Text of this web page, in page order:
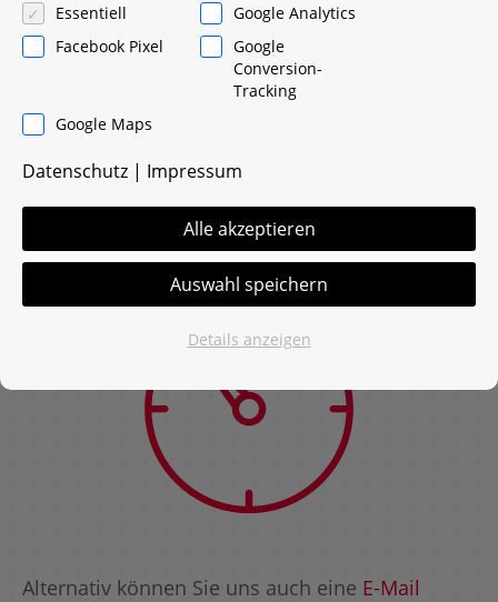
Maximale Flexibilität
Bei der HPR Leasing bieten wir Ihnen eine
maximale Flexibilität, denn bei uns sind
Vertragsanpassungen auch im laufenden
Vertrag möglich.
Alternativ können Sie uns auch eine E-Mail
Essentiell
Google Analytics
Facebook Pixel
Google
Conversion-
Tracking
Google Maps
Datenschutz | Impressum
Alle akzeptieren
Auswahl speichern
Details anzeigen